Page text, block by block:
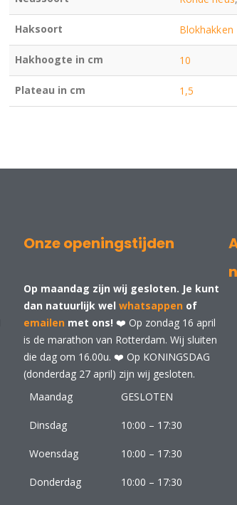
Haksoort Blokhakken
Hakhoogte in cm 10
Plateau in cm 1,5
Onze openingstijden
Op maandag zijn wij gesloten. Je kunt
dan natuurlijk wel whatsappen of
emailen met ons! ❤️ Op zondag 16 april
is de marathon van Rotterdam. Wij sluiten
die dag om 16.00u. ❤️ Op KONINGSDAG
(donderdag 27 april) zijn wij gesloten.
Maandag
GESLOTEN
Dinsdag 10:00 – 17:30
Woensdag 10:00 – 17:30
Donderdag 10:00 – 17:30